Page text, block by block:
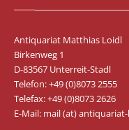
Antiquariat Matthias Loidl
Birkenweg 1
D-83567 Unterreit-Stadl
Telefon: +49 (0)8073 2555
Telefax: +49 (0)8073 2626
E-Mail: mail (at)